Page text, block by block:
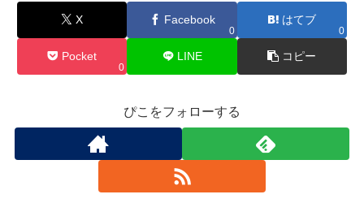
X Facebook
0
はてブ
0
Pocket
0
LINE コピー
ぴこをフォローする